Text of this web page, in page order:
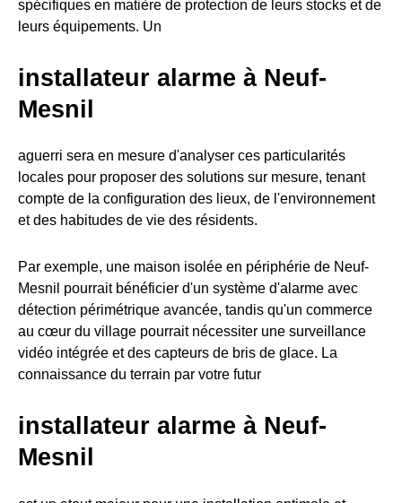
spécifiques en matière de protection de leurs stocks et de
leurs équipements. Un
installateur alarme à Neuf-
Mesnil
aguerri sera en mesure d'analyser ces particularités
locales pour proposer des solutions sur mesure, tenant
compte de la configuration des lieux, de l'environnement
et des habitudes de vie des résidents.
Par exemple, une maison isolée en périphérie de Neuf-
Mesnil pourrait bénéficier d'un système d'alarme avec
détection périmétrique avancée, tandis qu'un commerce
au cœur du village pourrait nécessiter une surveillance
vidéo intégrée et des capteurs de bris de glace. La
connaissance du terrain par votre futur
installateur alarme à Neuf-
Mesnil